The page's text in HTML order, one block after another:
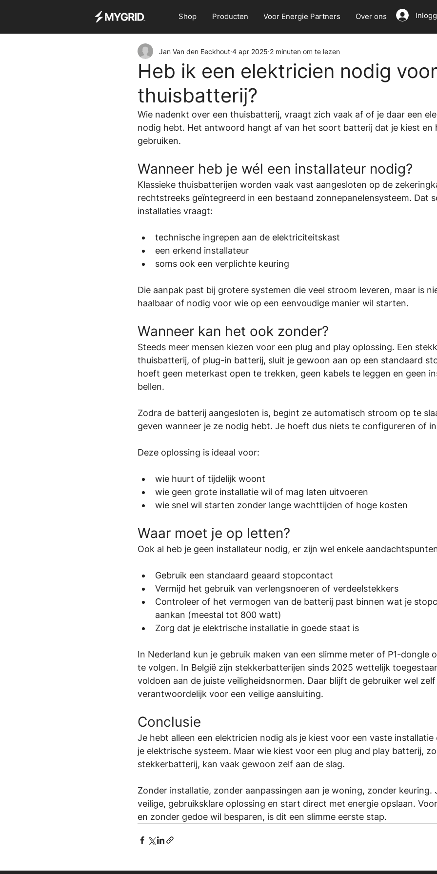
Shop Producten Voor Energie Partners Over ons
Heb ik een elektricien nodig
thuisbatterij?
Jan Van den Eeckhout 4 apr 2025 2 minuten om te lezen
Wie nadenkt over een thuisbatterij, vraagt zich vaak af of je daar een
nodig hebt. Het antwoord hangt af van het soort batterij dat je kiest en
gebruiken.
Wanneer heb je wél een installateur nodig?
Klassieke thuisbatterijen worden vaak vast aangesloten op de
rechtstreeks geïntegreerd in een bestaand zonnepanelensysteem. Dat
installaties vraagt:
technische ingrepen aan de elektriciteitskast
een erkend installateur
soms ook een verplichte keuring
Die aanpak past bij grotere systemen die veel stroom leveren, maar is
haalbaar of nodig voor wie op een eenvoudige manier wil starten.
Wanneer kan het ook zonder?
Steeds meer mensen kiezen voor een plug and play oplossing. Een
thuisbatterij, of plug-in batterij, sluit je gewoon aan op een standaard
hoeft geen meterkast open te trekken, geen kabels te leggen en geen
bellen.
Zodra de batterij aangesloten is, begint ze automatisch stroom op te
geven wanneer je ze nodig hebt. Je hoeft dus niets te configureren of
Deze oplossing is ideaal voor:
wie huurt of tijdelijk woont
wie geen grote installatie wil of mag laten uitvoeren
wie snel wil starten zonder lange wachttijden of hoge kosten
Waar moet je op letten?
Ook al heb je geen installateur nodig, er zijn wel enkele
Gebruik een standaard geaard stopcontact
Vermijd het gebruik van verlengsnoeren of verdeelstekkers
Controleer of het vermogen van de batterij past binnen wat je
aankan (meestal tot 800 watt)
Zorg dat je elektrische installatie in goede staat is
In Nederland kun je gebruik maken van een slimme meter of P1-dongle
te volgen. In België zijn stekkerbatterijen sinds 2025 wettelijk
voldoen aan de juiste veiligheidsnormen. Daar blijft de gebruiker wel zelf
verantwoordelijk voor een veilige aansluiting.
Conclusie
Je hebt alleen een elektricien nodig als je kiest voor een vaste
je elektrische systeem. Maar wie kiest voor een plug and play batterij,
stekkerbatterij, kan vaak gewoon zelf aan de slag.
Zonder installatie, zonder aanpassingen aan je woning, zonder keuring.
veilige, gebruiksklare oplossing en start direct met energie opslaan.
en zonder gedoe wil besparen, is dit een slimme eerste stap.